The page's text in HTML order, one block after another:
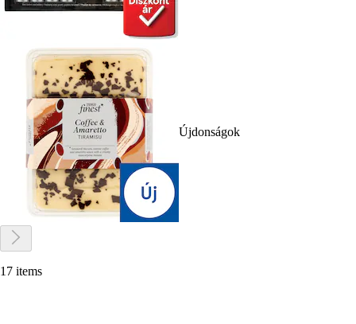
Újdonságok
17 items